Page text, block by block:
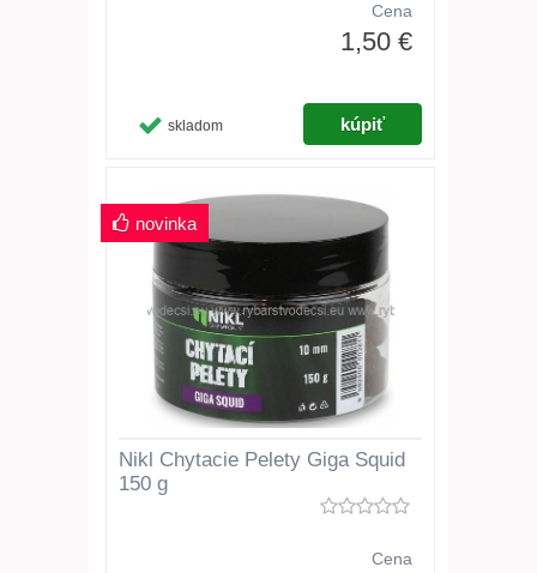
Cena
1,50 €
skladom
Nikl Chytacie Pelety Giga Squid
150 g
Cena
novinka